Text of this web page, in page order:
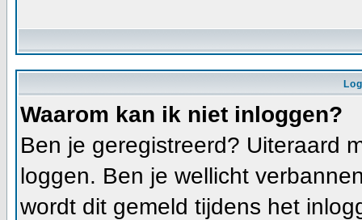
Waarom kan ik niet inloggen?
Ben je geregistreerd? Uiteraard
loggen. Ben je wellicht
wordt dit gemeld tijdens het